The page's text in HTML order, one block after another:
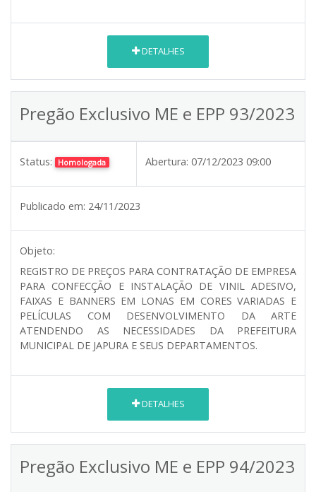
DETALHES
Pregão Exclusivo ME e EPP 93/2023
Status: Homologada Abertura: 07/12/2023 09:00
Publicado em: 24/11/2023
Objeto:
REGISTRO DE PREÇOS PARA CONTRATAÇÃO DE EMPRESA
PARA CONFECÇÃO E INSTALAÇÃO DE VINIL ADESIVO,
FAIXAS E BANNERS EM LONAS EM CORES VARIADAS E
PELÍCULAS COM DESENVOLVIMENTO DA ARTE
ATENDENDO AS NECESSIDADES DA PREFEITURA
MUNICIPAL DE JAPURA E SEUS DEPARTAMENTOS.
DETALHES
Pregão Exclusivo ME e EPP 94/2023